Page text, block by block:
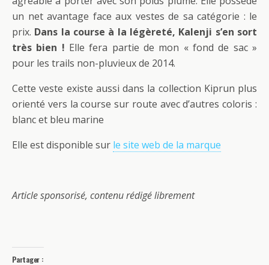
un net avantage face aux vestes de sa catégorie : le
prix. Dans la course à la légèreté, Kalenji s’en sort
très bien ! Elle fera partie de mon « fond de sac »
pour les trails non-pluvieux de 2014.
Cette veste existe aussi dans la collection Kiprun plus
orienté vers la course sur route avec d’autres coloris :
blanc et bleu marine
Elle est disponible sur le site web de la marque
Article sponsorisé, contenu rédigé librement
Partager :